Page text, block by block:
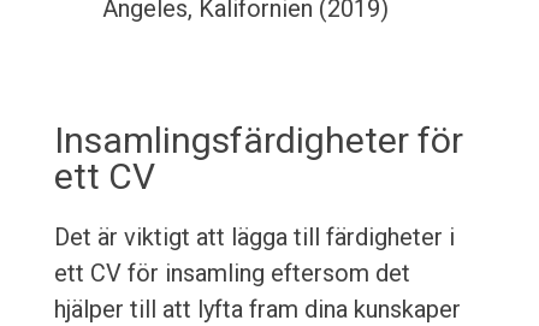
Angeles, Kalifornien (2019)
Insamlingsfärdigheter för
ett CV
Det är viktigt att lägga till färdigheter i
ett CV för insamling eftersom det
hjälper till att lyfta fram dina kunskaper